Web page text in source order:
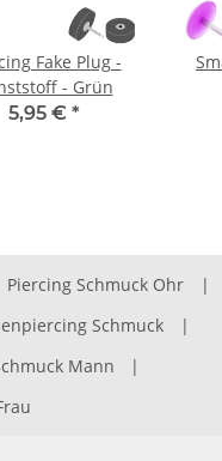
Fake Plug -
- Grün
5,95 € *
Piercing Schmuck Ohr
|
Schmuck
|
Mann
|